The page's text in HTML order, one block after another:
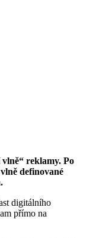
reklamy. Po
definované
digitálního
přímo na